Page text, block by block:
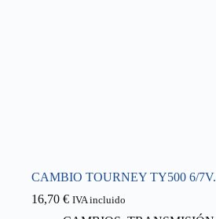
CAMBIO TOURNEY TY500 6/7V.
16,70 € IVA incluido